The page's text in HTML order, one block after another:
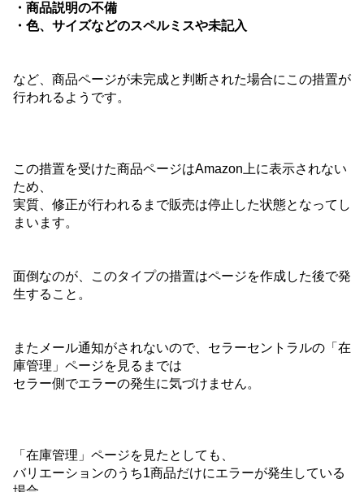
・商品説明の不備
・色、サイズなどのスペルミスや未記入
など、商品ページが未完成と判断された場合にこの措置が
行われるようです。
この措置を受けた商品ページはAmazon上に表示されない
ため、
実質、修正が行われるまで販売は停止した状態となってし
まいます。
面倒なのが、このタイプの措置はページを作成した後で発
生すること。
またメール通知がされないので、セラーセントラルの「在
庫管理」ページを見るまでは
セラー側でエラーの発生に気づけません。
「在庫管理」ページを見たとしても、
バリエーションのうち1商品だけにエラーが発生している